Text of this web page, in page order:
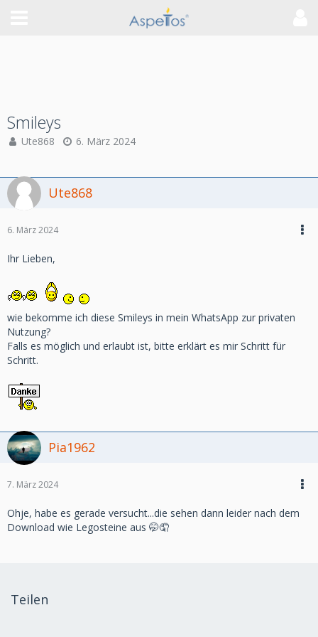
Smileys
Ute868 6. März 2024
Ute868
6. März 2024
Ihr Lieben,
wie bekomme ich diese Smileys in mein WhatsApp zur privaten
Nutzung?
Falls es möglich und erlaubt ist, bitte erklärt es mir Schritt für
Schritt.
Pia1962
7. März 2024
Ohje, habe es gerade versucht...die sehen dann leider nach dem
Download wie Legosteine aus 🤭🤦
Teilen